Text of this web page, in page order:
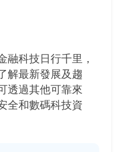
融科技日行千里，
解最新發展及趨
透過其他可靠來
全和數碼科技資